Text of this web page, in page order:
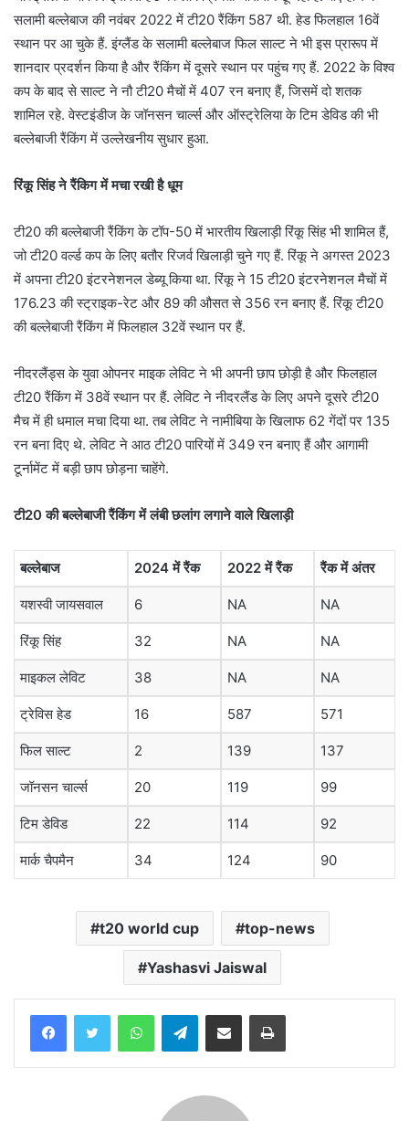
सलामी बल्लेबाज की नवंबर 2022 में टी20 रैंकिंग 587 थी. हेड फिलहाल 16वें
स्थान पर आ चुके हैं. इंग्लैंड के सलामी बल्लेबाज फिल साल्ट ने भी इस प्रारूप में
शानदार प्रदर्शन किया है और रैंकिंग में दूसरे स्थान पर पहुंच गए हैं. 2022 के विश्व
कप के बाद से साल्ट ने नौ टी20 मैचों में 407 रन बनाए हैं, जिसमें दो शतक
शामिल रहे. वेस्टइंडीज के जॉनसन चार्ल्स और ऑस्ट्रेलिया के टिम डेविड की भी
बल्लेबाजी रैंकिंग में उल्लेखनीय सुधार हुआ.
रिंकू सिंह ने रैंकिग में मचा रखी है धूम
टी20 की बल्लेबाजी रैंकिंग के टॉप-50 में भारतीय खिलाड़ी रिंकू सिंह भी शामिल हैं,
जो टी20 वर्ल्ड कप के लिए बतौर रिजर्व खिलाड़ी चुने गए हैं. रिंकू ने अगस्त 2023
में अपना टी20 इंटरनेशनल डेब्यू किया था. रिंकू ने 15 टी20 इंटरनेशनल मैचों में
176.23 की स्ट्राइक-रेट और 89 की औसत से 356 रन बनाए हैं. रिंकू टी20
की बल्लेबाजी रैंकिंग में फिलहाल 32वें स्थान पर हैं.
नीदरलैंड्स के युवा ओपनर माइक लेविट ने भी अपनी छाप छोड़ी है और फिलहाल
टी20 रैंकिंग में 38वें स्थान पर हैं. लेविट ने नीदरलैंड के लिए अपने दूसरे टी20
मैच में ही धमाल मचा दिया था. तब लेविट ने नामीबिया के खिलाफ 62 गेंदों पर 135
रन बना दिए थे. लेविट ने आठ टी20 पारियों में 349 रन बनाए हैं और आगामी
टूर्नामेंट में बड़ी छाप छोड़ना चाहेंगे.
टी20 की बल्लेबाजी रैंकिंग में लंबी छलांग लगाने वाले खिलाड़ी
बल्लेबाज 2024 में रैंक 2022 में रैंक रैंक में अंतर
यशस्वी जायसवाल 6 NA NA
रिंकू सिंह 32 NA NA
माइकल लेविट 38 NA NA
ट्रेविस हेड 16 587 571
फिल साल्ट 2 139 137
जॉनसन चार्ल्स 20 119 99
टिम डेविड 22 114 92
मार्क चैपमैन 34 124 90
t20 world cup top-news
Yashasvi Jaiswal
WhatsAppTelegramShare via Email Print